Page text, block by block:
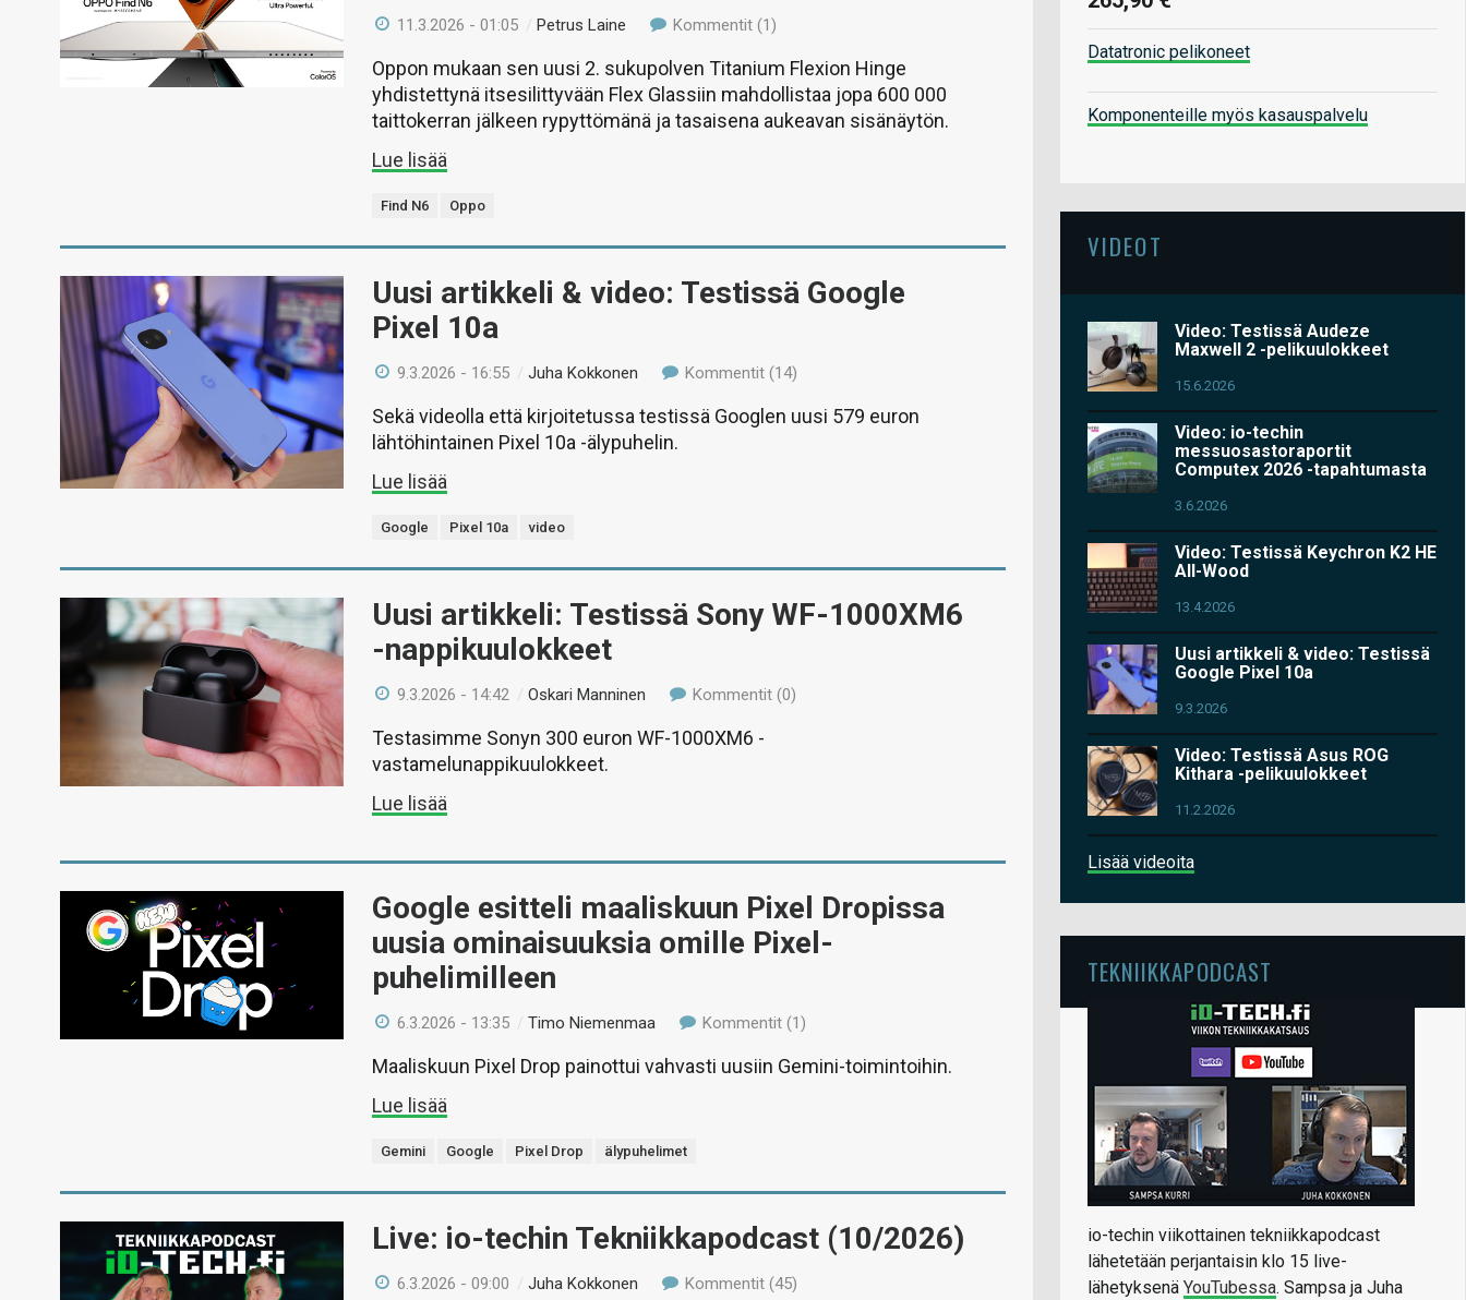
11.3.2026 - 01:05 /Petrus Laine Kommentit (1)
Oppon mukaan sen uusi 2. sukupolven Titanium Flexion Hinge
yhdistettynä itsesilittyvään Flex Glassiin mahdollistaa jopa 600 000
taittokerran jälkeen rypyttömänä ja tasaisena aukeavan sisänäytön.
Lue lisää
Find N6 Oppo
Uusi artikkeli & video: Testissä Google
Pixel 10a
9.3.2026 - 16:55 /Juha Kokkonen Kommentit (14)
Sekä videolla että kirjoitetussa testissä Googlen uusi 579 euron
lähtöhintainen Pixel 10a -älypuhelin.
Lue lisää
Google Pixel 10a video
Uusi artikkeli: Testissä Sony WF-1000XM6
-nappikuulokkeet
9.3.2026 - 14:42 /Oskari Manninen Kommentit (0)
Testasimme Sonyn 300 euron WF-1000XM6 -
vastamelunappikuulokkeet.
Lue lisää
Google esitteli maaliskuun Pixel Dropissa
uusia ominaisuuksia omille Pixel-
puhelimilleen
6.3.2026 - 13:35 /Timo Niemenmaa Kommentit (1)
Maaliskuun Pixel Drop painottui vahvasti uusiin Gemini-toimintoihin.
Lue lisää
Gemini Google Pixel Drop älypuhelimet
Live: io-techin Tekniikkapodcast (10/2026)
6.3.2026 - 09:00 /Juha Kokkonen Kommentit (45)
Datatronic pelikoneet
Komponenteille myös kasauspalvelu
VIDEOT
Video: Testissä Audeze
Maxwell 2 -pelikuulokkeet
15.6.2026
Video: io-techin
messuosastoraportit
Computex 2026 -tapahtumasta
3.6.2026
Video: Testissä Keychron K2 HE
All-Wood
13.4.2026
Uusi artikkeli & video: Testissä
Google Pixel 10a
9.3.2026
Video: Testissä Asus ROG
Kithara -pelikuulokkeet
11.2.2026
Lisää videoita
TEKNIIKKAPODCAST
io-techin viikottainen tekniikkapodcast
lähetetään perjantaisin klo 15 live-
lähetyksenä YouTubessa. Sampsa ja Juha